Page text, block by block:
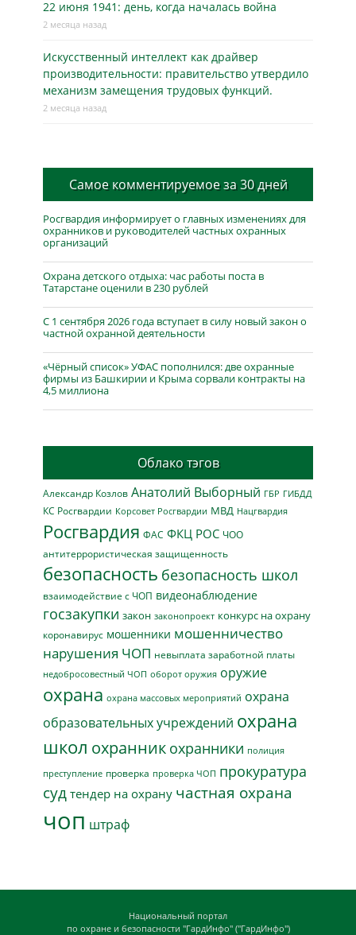
22 июня 1941: день, когда началась война
2 месяца назад
Искусственный интеллект как драйвер
производительности: правительство утвердило
механизм замещения трудовых функций.
2 месяца назад
Самое комментируемое за 30 дней
Росгвардия информирует о главных изменениях для
охранников и руководителей частных охранных
организаций
Охрана детского отдыха: час работы поста в
Татарстане оценили в 230 рублей
С 1 сентября 2026 года вступает в силу новый закон о
частной охранной деятельности
«Чёрный список» УФАС пополнился: две охранные
фирмы из Башкирии и Крыма сорвали контракты на
4,5 миллиона
Облако тэгов
Александр Козлов Анатолий Выборный ГБР ГИБДД
КС Росгвардии Корсовет Росгвардии МВД Нацгвардия
Росгвардия ФАС ФКЦ РОС ЧОО
антитеррористическая защищенность
безопасность безопасность школ
взаимодействие с ЧОП видеонаблюдение
госзакупки закон законопроект конкурс на охрану
коронавирус мошенники мошенничество
нарушения ЧОП невыплата заработной платы
недобросовестный ЧОП оборот оружия оружие
охрана охрана массовых мероприятий охрана
образовательных учреждений охрана
школ охранник охранники полиция
преступление проверка проверка ЧОП прокуратура
суд тендер на охрану частная охрана
чоп штраф
Национальный портал
по охране и безопасности "ГардИнфо" ("ГардИнфо")